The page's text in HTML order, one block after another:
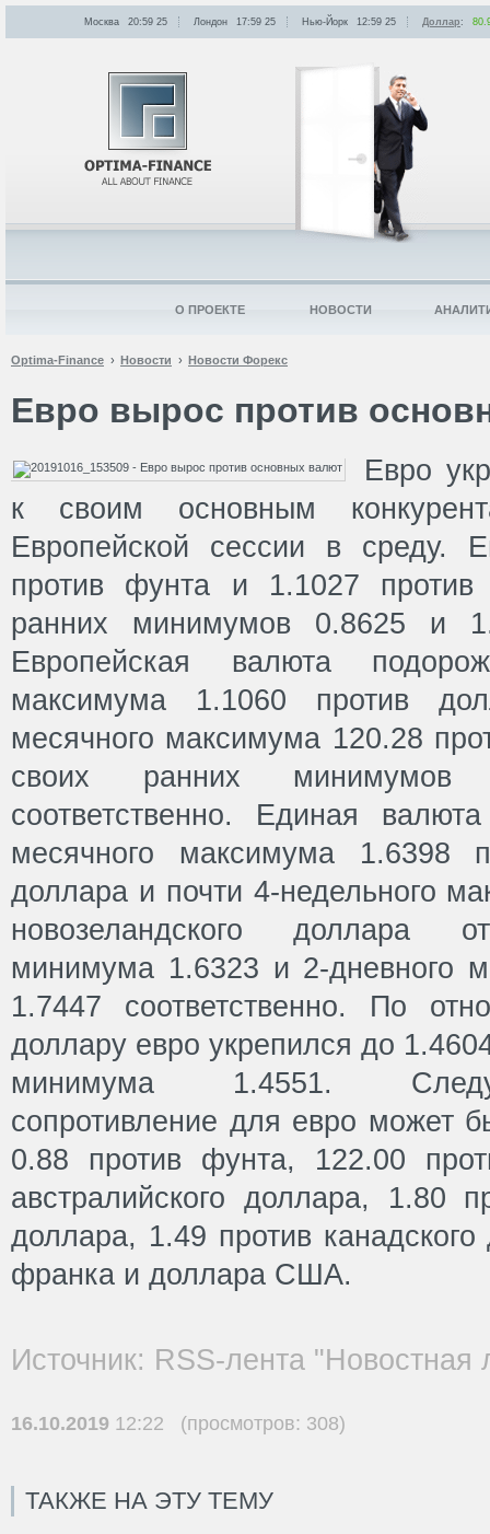
Optima-Finance Новости Новости Форекс
Евро вырос против
Евро
к своим основным
Европейской сессии в среду.
против фунта и 1.1027 против
ранних минимумов 0.8625 и
Европейская валюта
максимума 1.1060 против
месячного максимума 120.28
своих ранних
соответственно. Единая
месячного максимума 1.6398
доллара и почти 4-недельного
новозеландского доллара
минимума 1.6323 и 2-дневного
1.7447 соответственно. По
доллару евро укрепился до
минимума 1.4551.
сопротивление для евро может
0.88 против фунта, 122.00
австралийского доллара, 1.80
доллара, 1.49 против
франка и доллара США.
Источник: RSS-лента "Новостная
16.10.2019 12:22 (просмотров: 308)
ТАКЖЕ НА ЭТУ ТЕМУ
Москва 20:59 25 Лондон 17:59 25 Нью-Йорк 12:59 25 Доллар:
О ПРОЕКТЕ НОВОСТИ